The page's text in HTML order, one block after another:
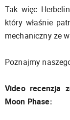
Tak więc
który właśnie
mechaniczny ze
Poznajmy
Video recenzja
Moon Phase: